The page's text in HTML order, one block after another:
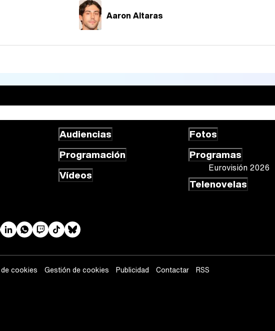
Aaron Altaras
Audiencias
Programación
Vídeos
Fotos
Programas
Eurovisión 2026
Telenovelas
cookies Gestión de cookies Publicidad Contactar
RSS